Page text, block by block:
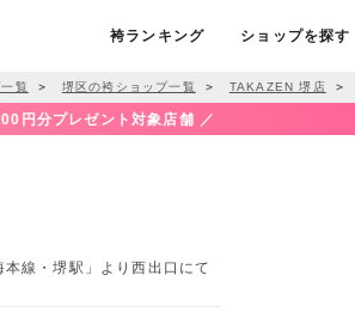
袴ランキング ショップを探す
覧 ＞ 堺区の袴ショップ一覧 ＞ TAKAZEN 堺店 ＞
円分プレゼント対象店舗 ／
線・堺駅」より西出口にて